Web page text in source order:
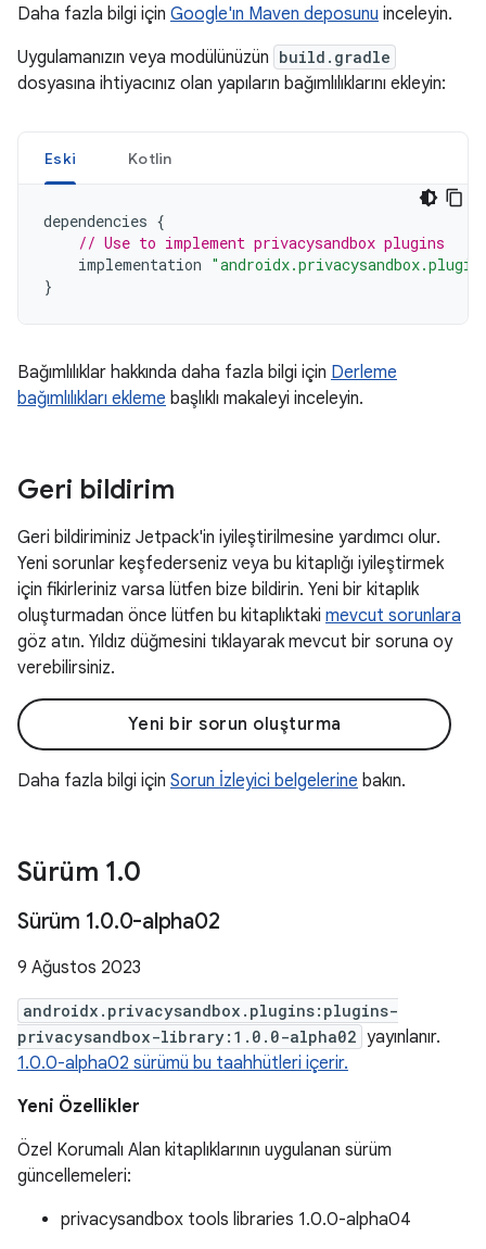
Daha fazla bilgi için Google'ın Maven deposunu inceleyin.
Uygulamanızın veya modülünüzün build.gradle
dosyasına ihtiyacınız olan yapıların bağımlılıklarını ekleyin:
Eski Kotlin
dependencies {
// Use to implement privacysandbox plugins
implementation
}
Bağımlılıklar hakkında daha fazla bilgi için Derleme
bağımlılıkları ekleme başlıklı makaleyi inceleyin.
Geri bildirim
Geri bildiriminiz Jetpack'in iyileştirilmesine yardımcı olur.
Yeni sorunlar keşfederseniz veya bu kitaplığı iyileştirmek
için fikirleriniz varsa lütfen bize bildirin. Yeni bir kitaplık
oluşturmadan önce lütfen bu kitaplıktaki mevcut sorunlara
göz atın. Yıldız düğmesini tıklayarak mevcut bir soruna oy
verebilirsiniz.
Yeni bir sorun oluşturma
Daha fazla bilgi için Sorun İzleyici belgelerine bakın.
Sürüm 1.0
Sürüm 1.0.0-alpha02
9 Ağustos 2023
androidx.privacysandbox.plugins:plugins-
privacysandbox-library:1.0.0-alpha02 yayınlanır.
1.0.0-alpha02 sürümü bu taahhütleri içerir.
Yeni Özellikler
Özel Korumalı Alan kitaplıklarının uygulanan sürüm
güncellemeleri:
privacysandbox tools libraries 1.0.0-alpha04